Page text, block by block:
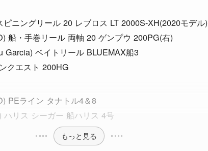
ピニングリール 20 レブロス LT 2000S-XH(2020モデル)
船・手巻リール 両軸 20 ゲンプウ 200PG(右)
Garcia) ベイトリール BLUEMAX船3
クエスト 200HG
PEライン タナトル4＆8
ハリス シーガー 船ハリス 4号
もっと見る